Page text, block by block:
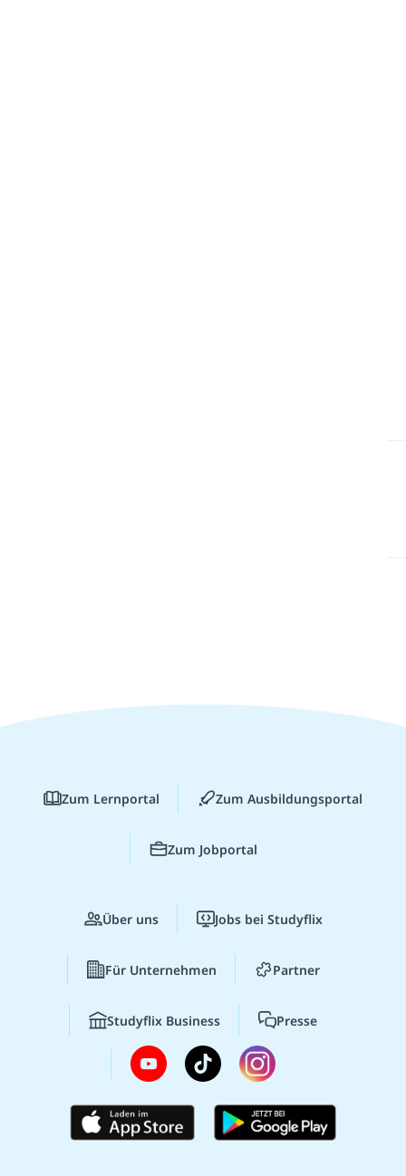
Zum Lernportal Zum Ausbildungsportal
Zum Jobportal
Über uns Jobs bei Studyflix
Für Unternehmen Partner
Studyflix Business Presse